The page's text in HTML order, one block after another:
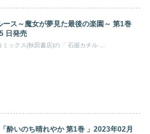
ース～魔女が夢見た最後の楽園～ 第1巻
日発売
酔いのち晴れやか 第1巻 」2023年02月